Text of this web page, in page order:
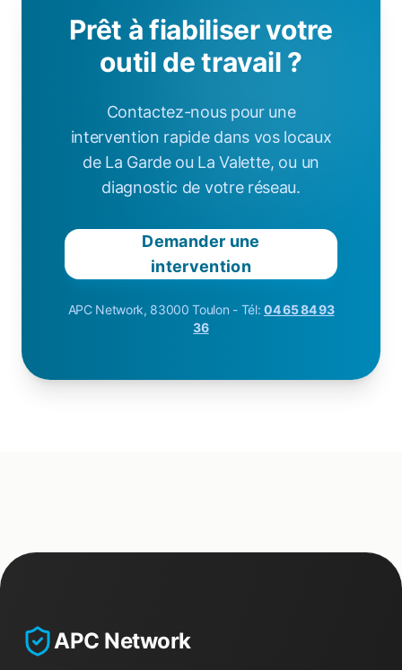
Prêt à fiabiliser votre
outil de travail ?
Contactez-nous pour une
intervention rapide dans vos locaux
de La Garde ou La Valette, ou un
diagnostic de votre réseau.
Demander une
intervention
APC Network, 83000 Toulon - Tél: 04 65 84 93
36
APC Network